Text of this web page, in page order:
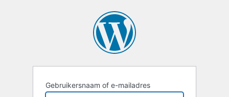
Gebruikersnaam of e-mailadres